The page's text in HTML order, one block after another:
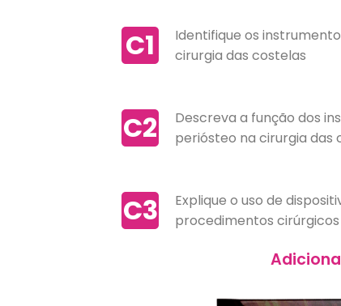
C1
Identifique os
cirurgia das costelas
C2
Descreva a função dos
periósteo na cirurgia das
C3
Explique o uso de
procedimentos cirúrgicos